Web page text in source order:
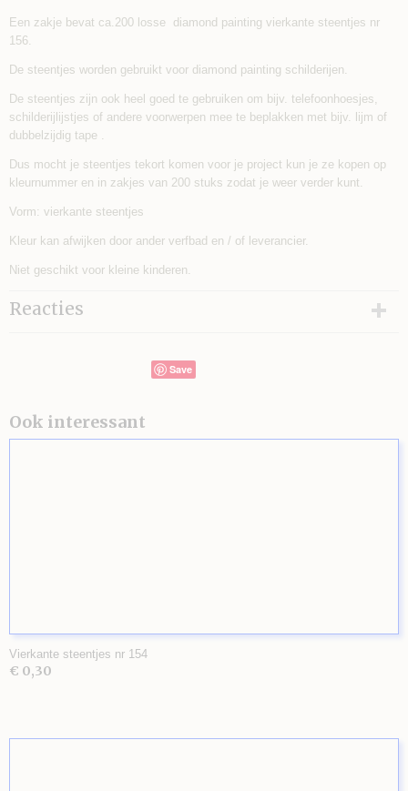
Een zakje bevat ca.200 losse diamond painting vierkante steentjes nr
156.
De steentjes worden gebruikt voor diamond painting schilderijen.
De steentjes zijn ook heel goed te gebruiken om bijv. telefoonhoesjes,
schilderijlijstjes of andere voorwerpen mee te beplakken met bijv. lijm of
dubbelzijdig tape .
Dus mocht je steentjes tekort komen voor je project kun je ze kopen op
kleurnummer en in zakjes van 200 stuks zodat je weer verder kunt.
Vorm: vierkante steentjes
Kleur kan afwijken door ander verfbad en / of leverancier.
Niet geschikt voor kleine kinderen.
Reacties
Save
Ook interessant
Vierkante steentjes nr 154
€ 0,30